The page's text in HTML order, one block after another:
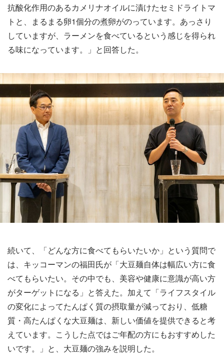
抗酸化作用のあるカメリナオイルに漬けたセミドライトマ
トと、まるまる卵1個分の煮卵がのっています。あっさり
していますが、ラーメンを食べているという感じを得られ
る味になっています。」と回答した。
続いて、「どんな方に食べてもらいたいか」という質問で
は、キッコーマンの福田氏が「大豆麺自体は幅広い方に食
べてもらいたい。その中でも、美容や健康に意識が高い方
がターゲットになる」と答えた。加えて「ライフスタイル
の変化によってたんぱく質の摂取量が減っており、低糖
質・高たんぱくな大豆麺は、新しい価値を提供できると考
えています。こうした点ではご年配の方にもおすすめした
いです。」と、大豆麺の強みを説明した。